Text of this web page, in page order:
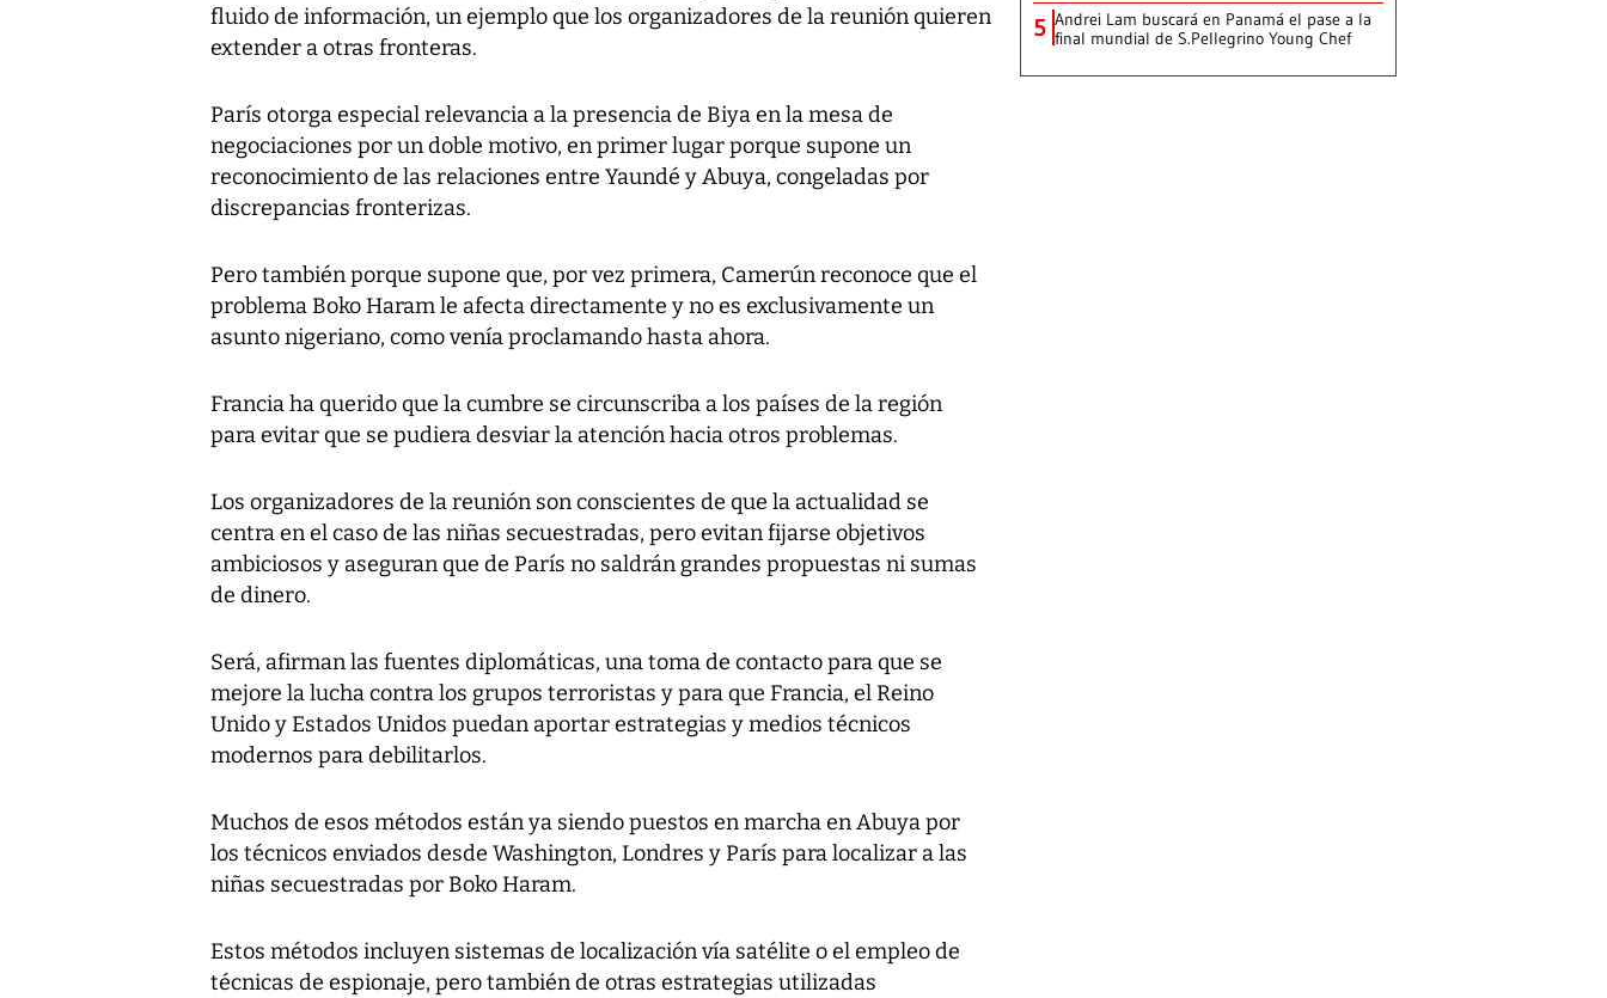
fluido de información, un ejemplo que los organizadores de la reunión quieren
extender a otras fronteras.
París otorga especial relevancia a la presencia de Biya en la mesa de
negociaciones por un doble motivo, en primer lugar porque supone un
reconocimiento de las relaciones entre Yaundé y Abuya, congeladas por
discrepancias fronterizas.
Pero también porque supone que, por vez primera, Camerún reconoce que el
problema Boko Haram le afecta directamente y no es exclusivamente un
asunto nigeriano, como venía proclamando hasta ahora.
Francia ha querido que la cumbre se circunscriba a los países de la región
para evitar que se pudiera desviar la atención hacia otros problemas.
Los organizadores de la reunión son conscientes de que la actualidad se
centra en el caso de las niñas secuestradas, pero evitan fijarse objetivos
ambiciosos y aseguran que de París no saldrán grandes propuestas ni sumas
de dinero.
Será, afirman las fuentes diplomáticas, una toma de contacto para que se
mejore la lucha contra los grupos terroristas y para que Francia, el Reino
Unido y Estados Unidos puedan aportar estrategias y medios técnicos
modernos para debilitarlos.
Muchos de esos métodos están ya siendo puestos en marcha en Abuya por
los técnicos enviados desde Washington, Londres y París para localizar a las
niñas secuestradas por Boko Haram.
Estos métodos incluyen sistemas de localización vía satélite o el empleo de
técnicas de espionaje, pero también de otras estrategias utilizadas
5 Andrei Lam buscará en Panamá el pase a la
final mundial de S.Pellegrino Young Chef